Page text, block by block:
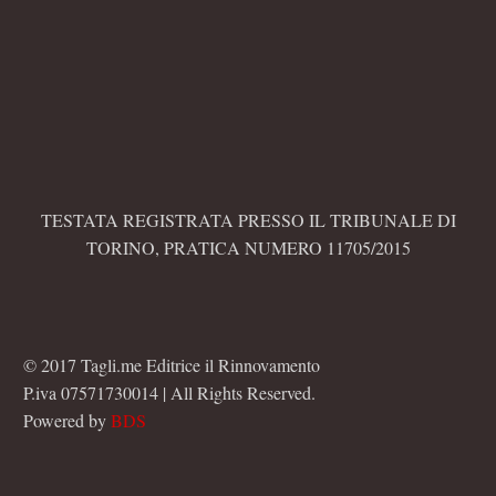
TESTATA REGISTRATA PRESSO IL TRIBUNALE DI
TORINO, PRATICA NUMERO 11705/2015
© 2017 Tagli.me Editrice il Rinnovamento
P.iva 07571730014 | All Rights Reserved.
Powered byBDS